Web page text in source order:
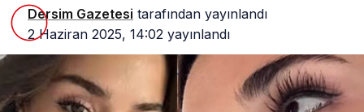
Dersim Gazetesi tarafından yayınlandı
2 Haziran 2025, 14:02 yayınlandı